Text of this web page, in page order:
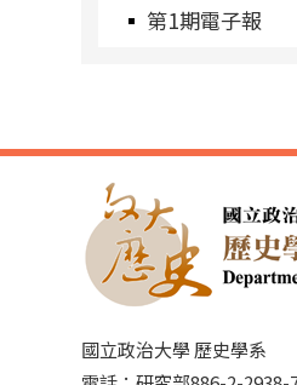
第1期電子報
國立政治大學 歷史學系